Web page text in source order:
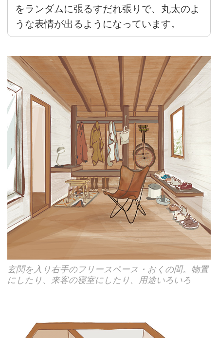
をランダムに張るすだれ張りで、丸太のよ
うな表情が出るようになっています。
玄関を入り右手のフリースペース・おくの間。物置
にしたり、来客の寝室にしたり、用途いろいろ